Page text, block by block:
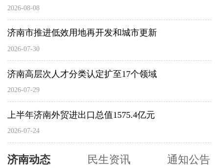
2026-08-08
济南市推进低效用地再开发和城市更新
2026-07-30
济南高层次人才分类认定扩至17个领域
2026-07-29
上半年济南外贸进出口总值1575.4亿元
2026-07-24
济南动态 民生资讯 通知公告